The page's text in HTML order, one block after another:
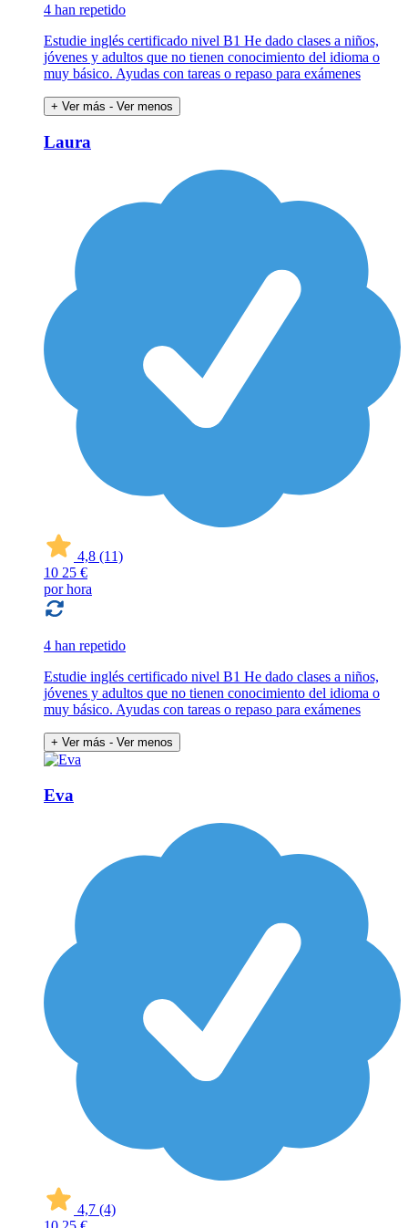
4 han repetido
Estudie inglés certificado nivel B1 He dado clases a niños,
jóvenes y adultos que no tienen conocimiento del idioma o
muy básico. Ayudas con tareas o repaso para exámenes
+ Ver más - Ver menos
Laura
4,8 (11)
10 25 €
por hora
4 han repetido
Estudie inglés certificado nivel B1 He dado clases a niños,
jóvenes y adultos que no tienen conocimiento del idioma o
muy básico. Ayudas con tareas o repaso para exámenes
+ Ver más - Ver menos
Eva
4,7 (4)